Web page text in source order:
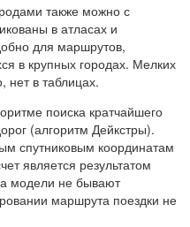
также можно с
в атласах и
для маршрутов,
в крупных городах. Мелких
нет в таблицах.
поиска кратчайшего
(алгоритм Дейкстры).
спутниковым координатам
является результатом
модели не бывают
маршрута поездки не